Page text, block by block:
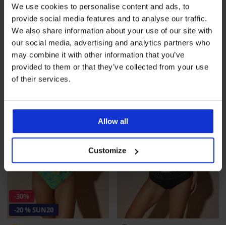
We use cookies to personalise content and ads, to
provide social media features and to analyse our traffic.
We also share information about your use of our site with
our social media, advertising and analytics partners who
may combine it with other information that you’ve
provided to them or that they’ve collected from your use
of their services.
Allow all
Customize
4,6
Afslankend badpak Spacer
Flowerkiss
Bikini Satin Red
Korting
26,49 € Oorspronkelijke prijs
52,98 €
21,19 € code SUN20
LIMITED
-30%
-20 % SUN20